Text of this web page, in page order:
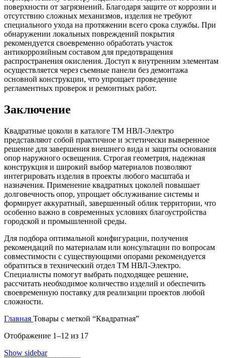
поверхности от загрязнений. Благодаря защите от коррозии и
отсутствию сложных механизмов, изделия не требуют
специального ухода на протяжении всего срока службы. При
обнаружении локальных повреждений покрытия
рекомендуется своевременно обработать участок
антикоррозийным составом для предотвращения
распространения окисления. Доступ к внутренним элементам
осуществляется через съемные панели без демонтажа
основной конструкции, что упрощает проведение
регламентных проверок и ремонтных работ.
Заключение
Квадратные цоколи в каталоге ТМ НВЛ-Электро
представляют собой практичное и эстетически выверенное
решение для завершения внешнего вида и защиты основания
опор наружного освещения. Строгая геометрия, надежная
конструкция и широкий выбор материалов позволяют
интегрировать изделия в проекты любого масштаба и
назначения. Применение квадратных цоколей повышает
долговечность опор, упрощает обслуживание системы и
формирует аккуратный, завершенный облик территории, что
особенно важно в современных условиях благоустройства
городской и промышленной среды.
Для подбора оптимальной конфигурации, получения
рекомендаций по материалам или консультации по вопросам
совместимости с существующими опорами рекомендуется
обратиться в технический отдел ТМ НВЛ-Электро.
Специалисты помогут выбрать подходящее решение,
рассчитать необходимое количество изделий и обеспечить
своевременную поставку для реализации проектов любой
сложности.
Главная Товары с меткой “Квадратная”
Отображение 1–12 из 17
Show sidebar